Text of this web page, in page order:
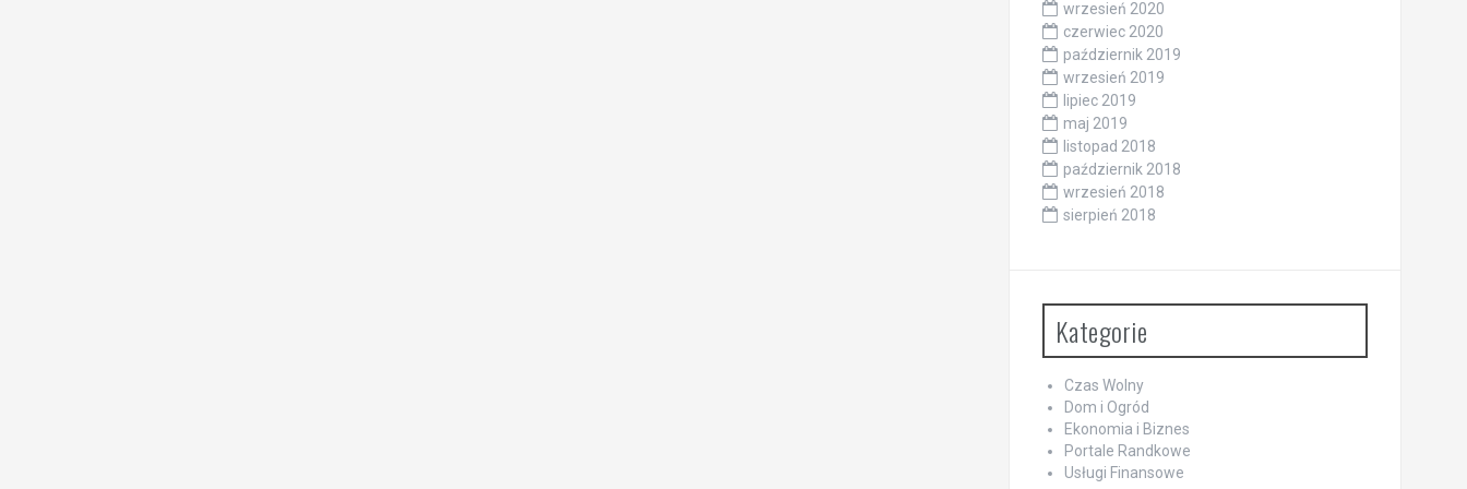
wrzesień 2020
czerwiec 2020
październik 2019
wrzesień 2019
lipiec 2019
maj 2019
listopad 2018
październik 2018
wrzesień 2018
sierpień 2018
Kategorie
Czas Wolny
Dom i Ogród
Ekonomia i Biznes
Portale Randkowe
Usługi Finansowe